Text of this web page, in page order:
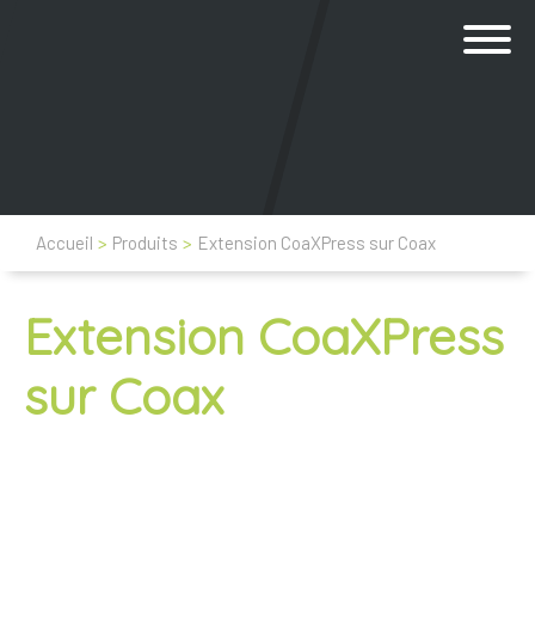
Accueil > Produits > Extension CoaXPress sur Coax
Extension CoaXPress
sur Coax